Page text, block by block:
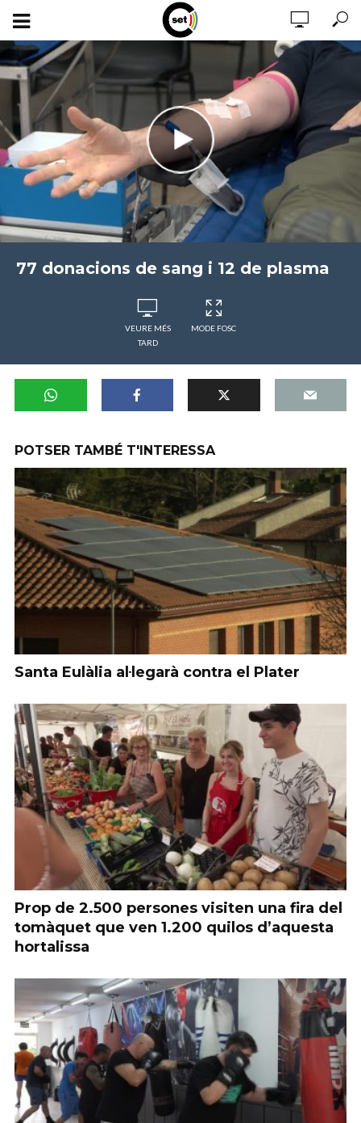
77 donacions de sang i 12 de plasma
VEURE MÉS
TARD
MODE FOSC
POTSER TAMBÉ T'INTERESSA
Santa Eulàlia al·legarà contra el Plater
Prop de 2.500 persones visiten una fira del
tomàquet que ven 1.200 quilos d’aquesta
hortalissa